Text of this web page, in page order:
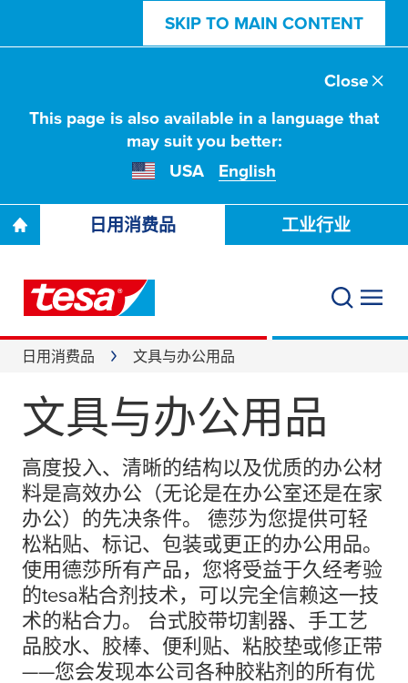
SKIP TO MAIN CONTENT
This page is also available in a language that
may suit you better:
USA
English
Close
日用消费品 工业行业
日用消费品 文具与办公用品
文具与办公用品
高度投入、清晰的结构以及优质的办公材
料是高效办公（无论是在办公室还是在家
办公）的先决条件。 德莎为您提供可轻
松粘贴、标记、包装或更正的办公用品。
使用德莎所有产品，您将受益于久经考验
的tesa粘合剂技术，可以完全信赖这一技
术的粘合力。 台式胶带切割器、手工艺
品胶水、胶棒、便利贴、粘胶垫或修正带
——您会发现本公司各种胶粘剂的所有优